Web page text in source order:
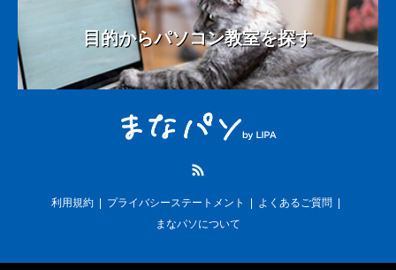
目的からパソコン教室を探す
利用規約 プライバシーステートメント
よくあるご質問
まなパソについて